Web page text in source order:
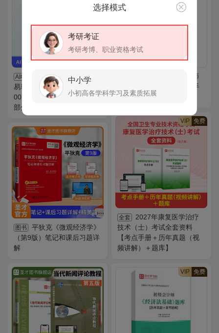
AI电子书
全国自考《国际贸
易理论与实务（课程代码：
00149）》历年真题汇编（含
部分答案）
2026年国际中文教师
证书考试全套资料【复习手
册＋真题样题＋题库】
VIP 免费
全套
2027年康复医学治疗
技术（士）考试全套资料
【考点手册＋历年真题（视
频讲解）＋题库】
图书
平狄克《微观经济学》
（第9版）笔记和课后习题详
解
VIP 免费
选择模式
考研考证
考研考博、职业资格考试
中小学
小初高各学科学习及素质拓展